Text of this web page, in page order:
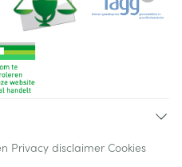
Privacy disclaimer Cookies